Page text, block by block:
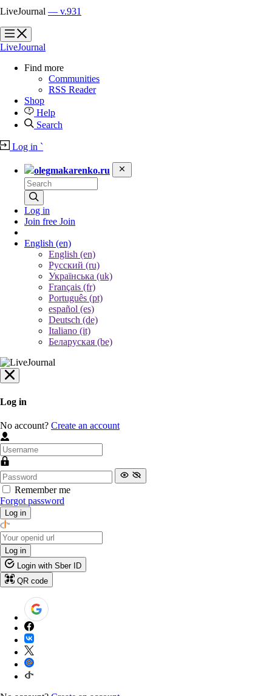
LiveJournal — v.931
?
?
LiveJournal
Find more
Communities
RSS Reader
Shop
Help
Search
Log in `
olegmakarenko.ru
Log in
Join free Join
English (en)
English (en)
Русский (ru)
Українська (uk)
Français (fr)
Português (pt)
español (es)
Deutsch (de)
Italiano (it)
Беларуская (be)
Log in
No account? Create an account
Remember me
Forgot password
Log in
Log in
Login with Sber ID
QR code